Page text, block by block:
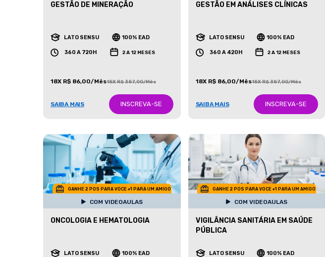
GESTÃO DE MINERAÇÃO
LATO SENSU 100% EAD
360 A 720H 2 A 12 MESES
18X R$ 86,00/Mês18X R$ 387,00/Mês
SAIBA MAIS INSCREVA-SE
GESTÃO EM ANÁLISES CLÍNICAS
LATO SENSU 100% EAD
360 A 420H 2 A 12 MESES
18X R$ 86,00/Mês18X R$ 387,00/Mês
SAIBA MAIS INSCREVA-SE
GANHE 2 POS PARA VOCE +1 PARA UM AMIGO
COM VIDEOAULAS
ONCOLOGIA E HEMATOLOGIA
LATO SENSU 100% EAD
GANHE 2 POS PARA VOCE +1 PARA UM AMIGO
COM VIDEOAULAS
VIGILÂNCIA SANITÁRIA EM SAÚDE
PÚBLICA
LATO SENSU 100% EAD